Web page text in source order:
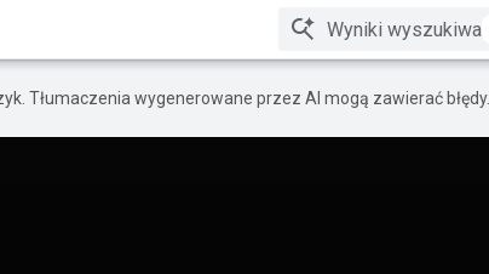
Tłumaczenia wygenerowane przez AI mogą zawierać błędy.